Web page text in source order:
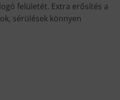
felületét. Extra erősítés a
sérülések könnyen